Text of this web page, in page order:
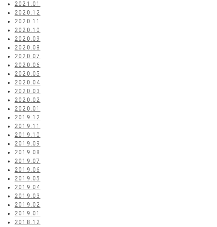
2021.01
2020.12
2020.11
2020.10
2020.09
2020.08
2020.07
2020.06
2020.05
2020.04
2020.03
2020.02
2020.01
2019.12
2019.11
2019.10
2019.09
2019.08
2019.07
2019.06
2019.05
2019.04
2019.03
2019.02
2019.01
2018.12